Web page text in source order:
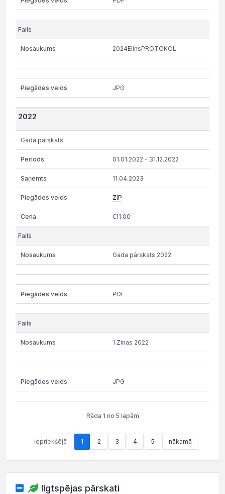
2024ElinsPROTOKOL
JPG
2022
Gada pārskats
01.01.2022 - 31.12.2022
11.04.2023
ZIP
€11.00
Gada pārskats 2022
PDF
1 Zinas 2022
JPG
Rāda 1 no 5 lapām
iepriekšējā 1 2 3 4 5 nākamā
Ilgtspējas pārskati